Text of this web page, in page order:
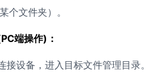
个文件夹）。
端操作)：
接设备，进入目标文件管理目录。